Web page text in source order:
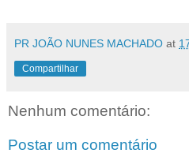
PR JOÃO NUNES MACHADO at
Compartilhar
Nenhum comentário:
Postar um comentário